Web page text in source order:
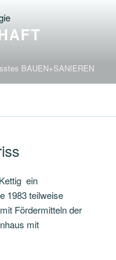
BAUEN+SANIEREN
ein
1983 teilweise
Fördermitteln der
mit